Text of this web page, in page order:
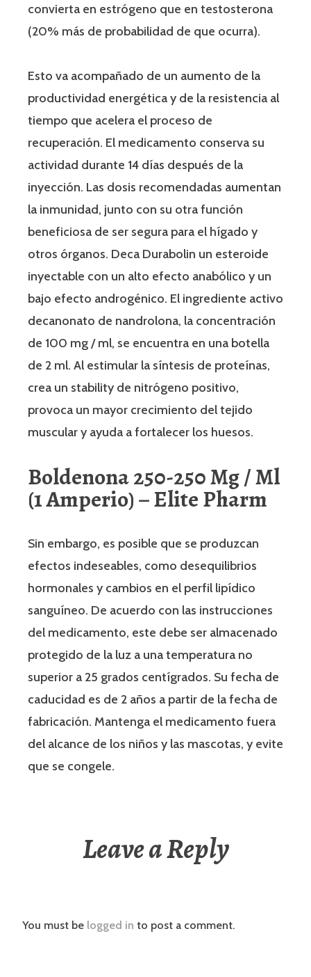
convierta en estrógeno que en testosterona
(20% más de probabilidad de que ocurra).
Esto va acompañado de un aumento de la
productividad energética y de la resistencia al
tiempo que acelera el proceso de
recuperación. El medicamento conserva su
actividad durante 14 días después de la
inyección. Las dosis recomendadas aumentan
la inmunidad, junto con su otra función
beneficiosa de ser segura para el hígado y
otros órganos. Deca Durabolin un esteroide
inyectable con un alto efecto anabólico y un
bajo efecto androgénico. El ingrediente activo
decanonato de nandrolona, ​​la concentración
de 100 mg / ml, se encuentra en una botella
de 2 ml. Al estimular la síntesis de proteínas,
crea un stability de nitrógeno positivo,
provoca un mayor crecimiento del tejido
muscular y ayuda a fortalecer los huesos.
Boldenona 250-250 Mg / Ml
(1 Amperio) – Elite Pharm
Sin embargo, es posible que se produzcan
efectos indeseables, como desequilibrios
hormonales y cambios en el perfil lipídico
sanguíneo. De acuerdo con las instrucciones
del medicamento, este debe ser almacenado
protegido de la luz a una temperatura no
superior a 25 grados centígrados. Su fecha de
caducidad es de 2 años a partir de la fecha de
fabricación. Mantenga el medicamento fuera
del alcance de los niños y las mascotas, y evite
que se congele.
Leave a Reply
You must be logged in to post a comment.